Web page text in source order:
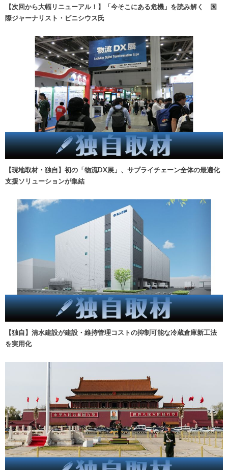
【次回から大幅リニューアル！】「今そこにある危機」を読み解く 国
際ジャーナリスト・ビニシウス氏
【現地取材・独自】初の「物流DX展」、サプライチェーン全体の最適化
支援ソリューションが集結
【独自】清水建設が建設・維持管理コストの抑制可能な冷蔵倉庫新工法
を実用化